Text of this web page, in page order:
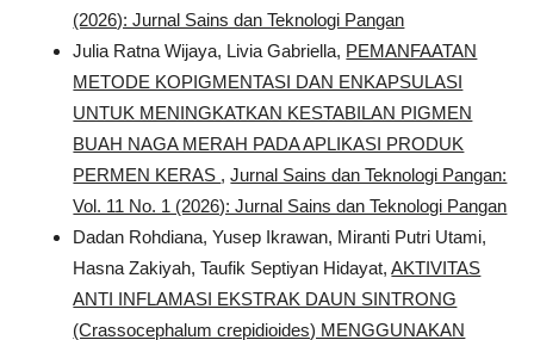
(2026): Jurnal Sains dan Teknologi Pangan
Julia Ratna Wijaya, Livia Gabriella, PEMANFAATAN
METODE KOPIGMENTASI DAN ENKAPSULASI
UNTUK MENINGKATKAN KESTABILAN PIGMEN
BUAH NAGA MERAH PADA APLIKASI PRODUK
PERMEN KERAS ,Jurnal Sains dan Teknologi Pangan:
Vol. 11 No. 1 (2026): Jurnal Sains dan Teknologi Pangan
Dadan Rohdiana, Yusep Ikrawan, Miranti Putri Utami,
Hasna Zakiyah, Taufik Septiyan Hidayat,AKTIVITAS
ANTI INFLAMASI EKSTRAK DAUN SINTRONG
(Crassocephalum crepidioides) MENGGUNAKAN